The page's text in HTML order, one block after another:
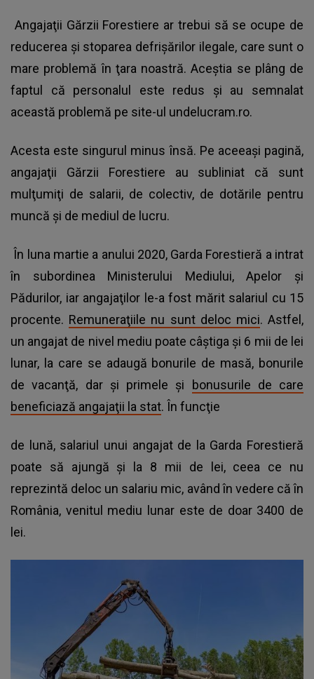
Angajaţii Gărzii Forestiere ar trebui să se ocupe de
reducerea şi stoparea defrişărilor ilegale, care sunt o
mare problemă în ţara noastră. Aceştia se plâng de
faptul că personalul este redus şi au semnalat
această problemă pe site-ul undelucram.ro.
Acesta este singurul minus însă. Pe aceeaşi pagină,
angajaţii Gărzii Forestiere au subliniat că sunt
mulţumiţi de salarii, de colectiv, de dotările pentru
muncă şi de mediul de lucru.
În luna martie a anului 2020, Garda Forestieră a intrat
în subordinea Ministerului Mediului, Apelor şi
Pădurilor, iar angajaţilor le-a fost mărit salariul cu 15
procente. Remuneraţiile nu sunt deloc mici. Astfel,
un angajat de nivel mediu poate câştiga şi 6 mii de lei
lunar, la care se adaugă bonurile de masă, bonurile
de vacanţă, dar şi primele şi bonusurile de care
beneficiază angajaţii la stat. În funcţie
de lună, salariul unui angajat de la Garda Forestieră
poate să ajungă şi la 8 mii de lei, ceea ce nu
reprezintă deloc un salariu mic, având în vedere că în
România, venitul mediu lunar este de doar 3400 de
lei.